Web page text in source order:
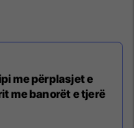
me përplasjet e
me banorët e tjerë